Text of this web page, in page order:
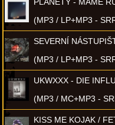
(MP3 / LP+MP3 -
SEVERNÍ
(MP3 / LP+MP3 -
UKWXXX - DIE
(MP3 / MC+MP3 -
KISS ME KOJAK /